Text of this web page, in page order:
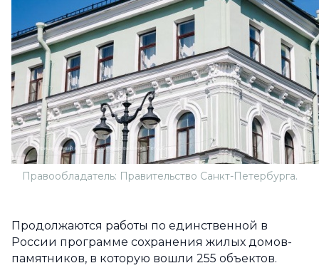
Правообладатель: Правительство Санкт-Петербурга.
Продолжаются работы по единственной в
России программе сохранения жилых домов-
памятников, в которую вошли 255 объектов.